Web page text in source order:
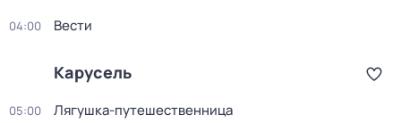
04:00 Вести
Карусель
05:00 Лягушка-путешественница